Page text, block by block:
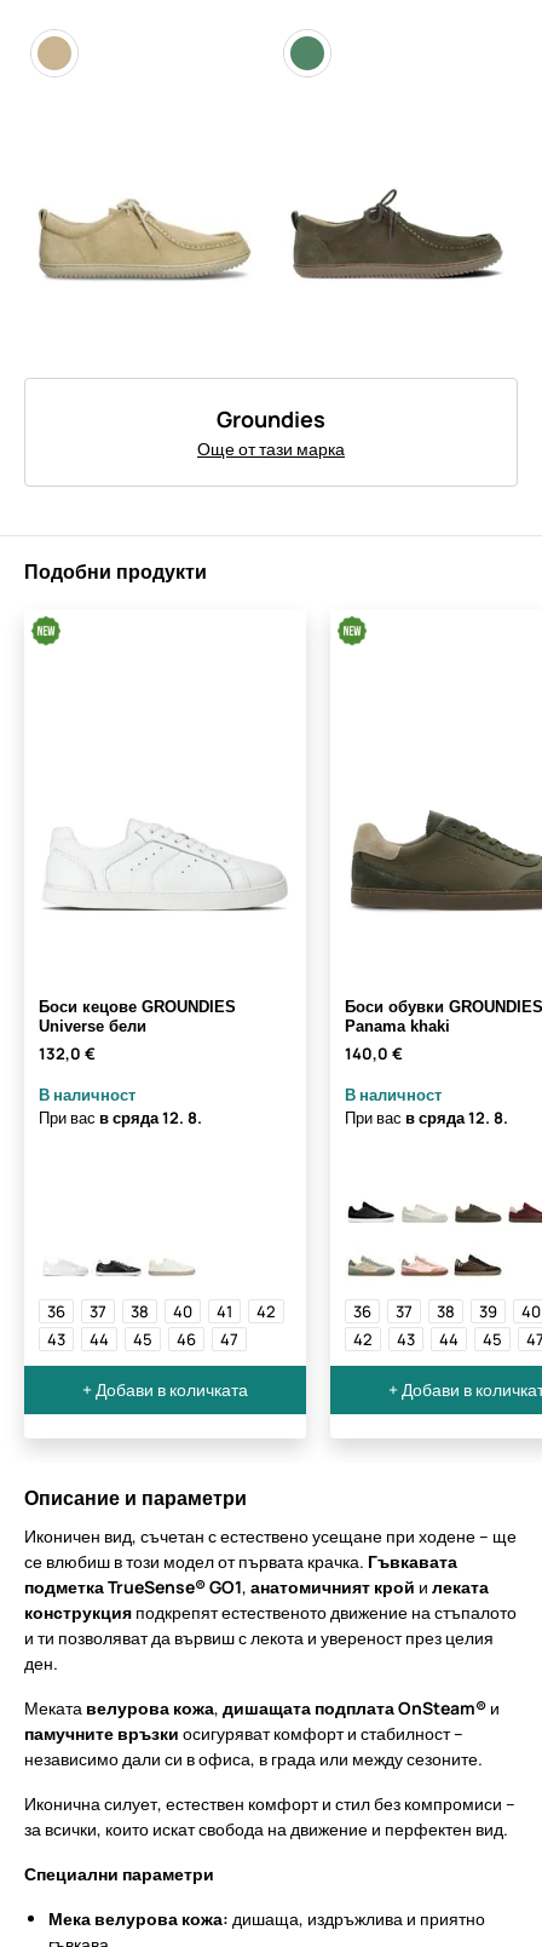
Groundies
Още от тази марка
Подобни продукти
Боси кецове GROUNDIES
Universe бели
132,0 €
В наличност
При вас в сряда12. 8.
36 37 38 40 41
42
43
44 45 46 47
+ Добави в количката
Боси обувки GROUNDIES
Panama khaki
140,0 €
В наличност
При вас в сряда12. 8.
36 37 38 39
40
42
43 44 45
+ Добави в
Описание и параметри
Иконичен вид, съчетан с естествено усещане при ходене – ще
се влюбиш в този модел от първата крачка. Гъвкавата
подметка TrueSense® GO1, анатомичният крой и леката
конструкция подкрепят естественото движение на стъпалото
и ти позволяват да вървиш с лекота и увереност през целия
ден.
Меката велурова кожа, дишащата подплата OnSteam® и
памучните връзки осигуряват комфорт и стабилност –
независимо дали си в офиса, в града или между сезоните.
Иконична силует, естествен комфорт и стил без компромиси –
за всички, които искат свобода на движение и перфектен вид.
Специални параметри
Мека велурова кожа: дишаща, издръжлива и приятно